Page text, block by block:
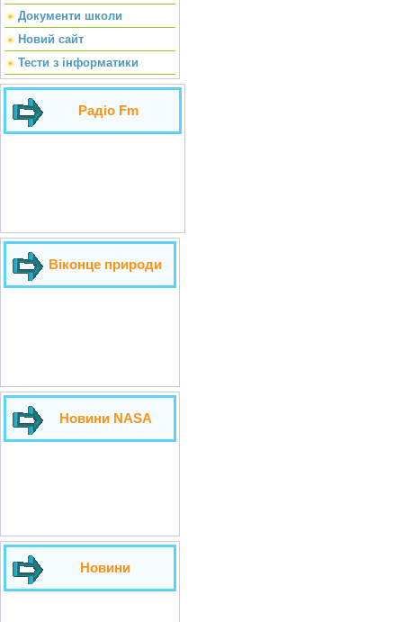
Документи школи
Новий сайт
Тести з інформатики
Радіо Fm
Віконце природи
Новини NASA
Новини